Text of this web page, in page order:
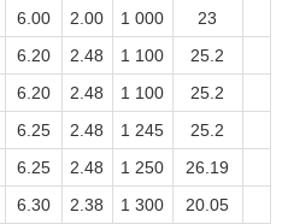
6.00 2.00 1 000
23
6.20 2.48 1 100 25.2
6.20 2.48 1 100
25.2
6.25 2.48 1 245
25.2
6.25 2.48 1 250 26.19
6.30 2.38 1 300
20.05